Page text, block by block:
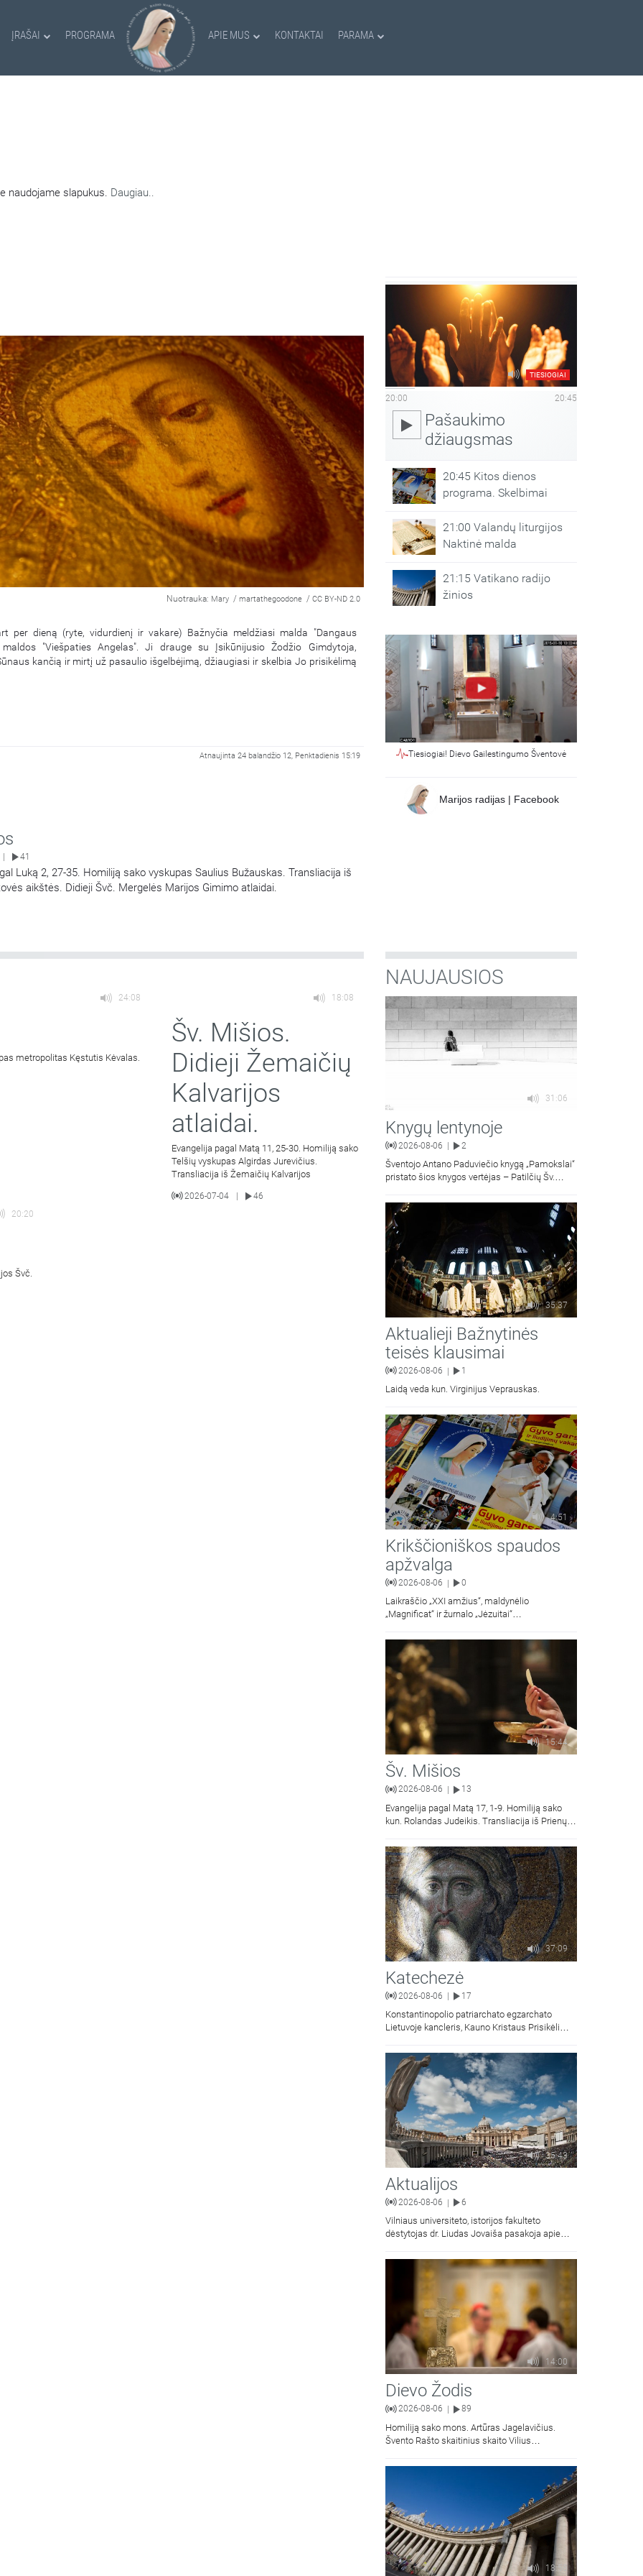
ĮRAŠAI PROGRAMA APIE MUS KONTAKTAI PARAMA
naudojame slapukus. Daugiau..
Nuotrauka: Mary / martathegoodone / CC BY-ND 2.0
per dieną (ryte, vidurdienį ir vakare) Bažnyčia meldžiasi malda "Dangaus
maldos "Viešpaties Angelas". Ji drauge su Įsikūnijusio Žodžio Gimdytoja,
kančią ir mirtį už pasaulio išgelbėjimą, džiaugiasi ir skelbia Jo prisikėlimą
Atnaujinta 24 balandžio 12, Penktadienis 15:19
41
Luką 2, 27-35. Homiliją sako vyskupas Saulius Bužauskas. Transliacija iš
aikštės. Didieji Švč. Mergelės Marijos Gimimo atlaidai.
TIESIOGIAI
20:00 20:45
Pašaukimo
džiaugsmas
20:45 Kitos dienos
programa. Skelbimai
21:00 Valandų liturgijos
Naktinė malda
21:15 Vatikano radijo
žinios
Tiesiogiai! Dievo Gailestingumo Šventovė
Marijos radijas | Facebook
24:08
metropolitas Kęstutis Kėvalas.
18:08
Šv. Mišios.
Didieji Žemaičių
Kalvarijos
atlaidai.
Evangelija pagal Matą 11, 25-30. Homiliją sako
Telšių vyskupas Algirdas Jurevičius.
Transliacija iš Žemaičių Kalvarijos
2026-07-04
46
20:20
Švč.
NAUJAUSIOS
31:06
Knygų lentynoje
2026-08-06 2
Šventojo Antano Paduviečio knygą „Pamokslai“
pristato šios knygos vertėjas – Patilčių Šv.
moralinės teologijos dr. Algirdas Petras
35:37
Aktualieji Bažnytinės
teisės klausimai
2026-08-06 | 1
Laidą veda kun. Virginijus Veprauskas.
4:51
Krikščioniškos spaudos
apžvalga
2026-08-06 | 0
Laikraščio „XXI amžius“, maldynėlio
„Magnificat“ ir žurnalo „Jėzuitai“
15:44
Šv. Mišios
2026-08-06 13
Evangelija pagal Matą 17, 1-9. Homiliją sako
kun. Rolandas Judeikis. Transliacija iš Prienų
37:09
Katechezė
2026-08-06 17
Konstantinopolio patriarchato egzarchato
Lietuvoje kancleris, Kauno Kristaus Prisikėlimo
kunigas Vitalijus Mockus pasakoja apie
Kristaus Atsimainymo šventę.
35:43
Aktualijos
2026-08-06 | 6
Vilniaus universiteto, istorijos fakulteto
dėstytojas dr. Liudas Jovaiša pasakoja apie
Jacevičius.
14:00
Dievo Žodis
2026-08-06 89
Homiliją sako mons. Artūras Jagelavičius.
Švento Rašto skaitinius skaito Vilius
18:58